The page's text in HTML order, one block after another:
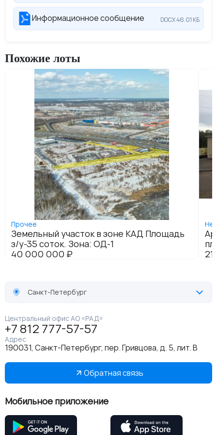
Информационное сообщение DOCX 46.01 КБ
Санкт-Петербург
Центральный офис АО «РАД»
+7 812 777-57-57
Адрес
190031, Санкт-Петербург, пер. Гривцова, д. 5, лит. В
Обратная связь
Мобильное приложение